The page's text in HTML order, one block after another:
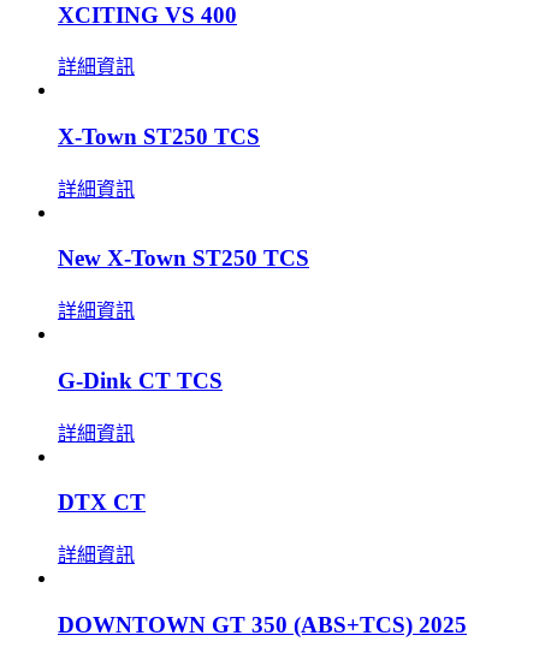
XCITING VS 400
詳細資訊
X-Town ST250 TCS
詳細資訊
New X-Town ST250 TCS
詳細資訊
G-Dink CT TCS
詳細資訊
DTX CT
詳細資訊
DOWNTOWN GT 350 (ABS+TCS) 2025